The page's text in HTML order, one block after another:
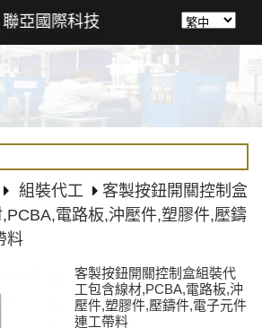
聯亞國際科技
組裝代工
客製按鈕開關控制盒
電路板,沖壓件,塑膠件,壓鑄
料
客製按鈕開關控制盒組裝代
工包含線材,PCBA,電路板,沖
壓件,塑膠件,壓鑄件,電子元件
連工帶料